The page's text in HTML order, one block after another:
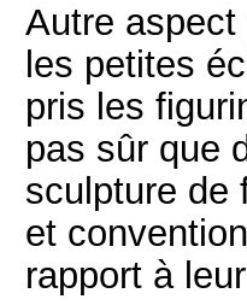
Autre
les petites
pris les
pas sûr que
sculpture de
et
rapport à